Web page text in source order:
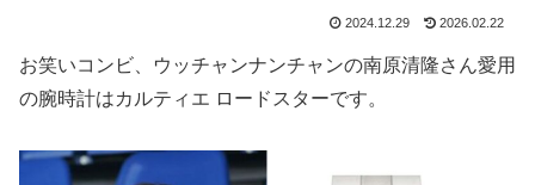
2024.12.29 2026.02.22
お笑いコンビ、ウッチャンナンチャンの南原清隆さん愛用
の腕時計はカルティエ ロードスターです。